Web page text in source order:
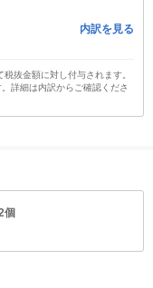
内訳を見る
抜金額に対し付与されます。
詳細は内訳からご確認くださ
個